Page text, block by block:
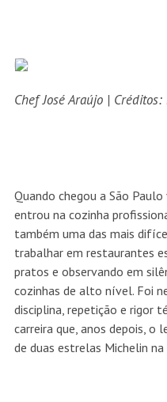
Chef José Araújo |
Quando chegou a São
entrou na cozinha
também uma das mais
trabalhar em restaurantes
pratos e observando em
cozinhas de alto nível. Foi
disciplina, repetição e rigor
carreira que, anos depois, o
de duas estrelas Michelin